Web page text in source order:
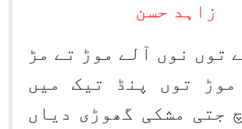
زاہد حسن
توں نوں آلے موڑ تے مڑ
موڑ توں پنڈ تیک میں
جتی مشکی گھوڑی دیاں